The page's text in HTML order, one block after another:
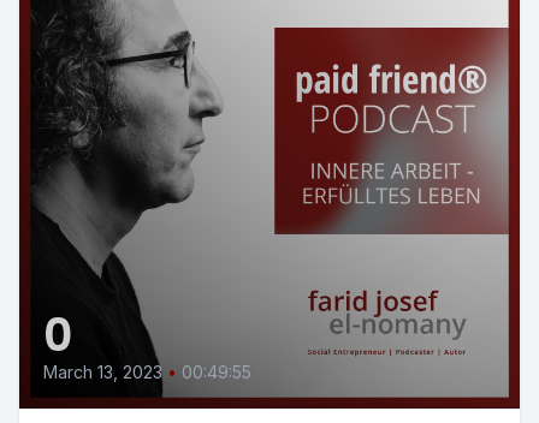
0
March 13, 2023 • 00:49:55